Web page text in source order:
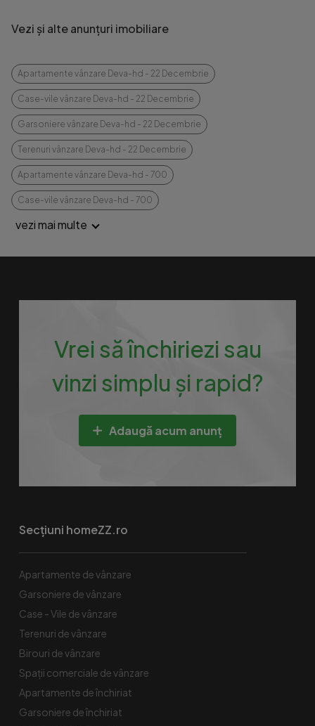
Vezi și alte anunțuri imobiliare
Apartamente vânzare Deva-hd - 22 Decembrie
Case-vile vânzare Deva-hd - 22 Decembrie
Garsoniere vânzare Deva-hd - 22 Decembrie
Terenuri vânzare Deva-hd - 22 Decembrie
Apartamente vânzare Deva-hd - 700
Case-vile vânzare Deva-hd - 700
vezi mai multe
Vrei să închiriezi sau
vinzi simplu și rapid?
Adaugă acum anunț
Secțiuni homeZZ.ro
Apartamente de vânzare
Garsoniere de vânzare
Case - Vile de vânzare
Terenuri de vânzare
Birouri de vânzare
Spaţii comerciale de vânzare
Apartamente de închiriat
Garsoniere de închiriat